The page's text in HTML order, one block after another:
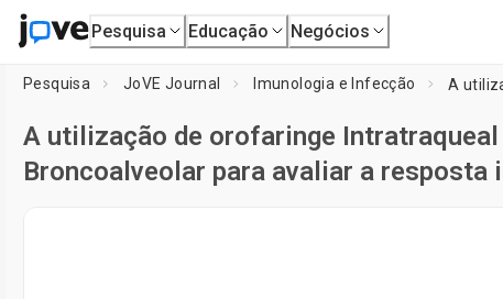
Pesquisa Educação Negócios
Pesquisa JoVE Journal Imunologia e Infecção
A utilização de orofaringe
Broncoalveolar para avaliar a resposta